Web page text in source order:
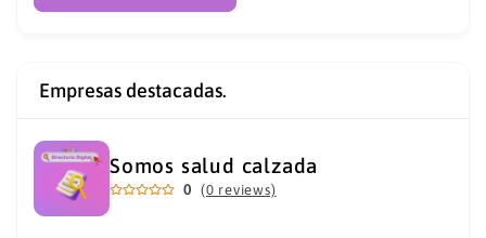
Empresas destacadas.
Somos salud calzada
0 (0 reviews)